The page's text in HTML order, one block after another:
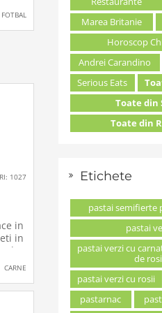
FOTBAL
1027
in
in
CARNE
Marea Britanie
Horoscop
Andrei Carandino
Serious Eats
Toate din
Toate din
Etichete
pastai semifierte
pastai
pastai verzi cu
de
pastai verzi cu rosii
pastarnac